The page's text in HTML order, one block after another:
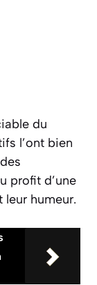
du
l’ont bien
profit d’une
humeur.